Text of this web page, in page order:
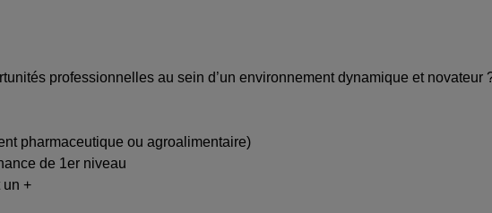
professionnelles au sein d’un environnement dynamique et novateur
pharmaceutique ou agroalimentaire)
de 1er niveau
un +